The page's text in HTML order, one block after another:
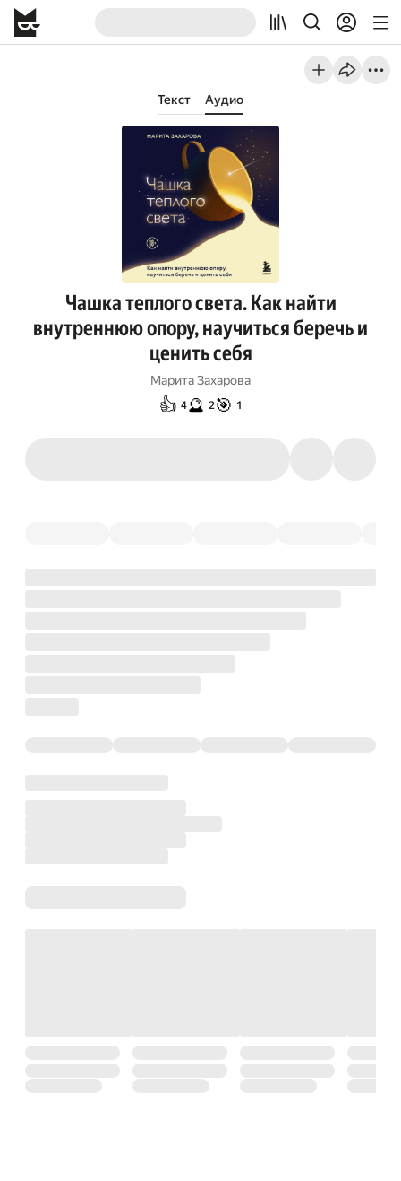
Текст Аудио
Чашка теплого света. Как найти
внутреннюю опору, научиться беречь и
ценить себя
Марита Захарова
👍 4🔮 2🎯 1